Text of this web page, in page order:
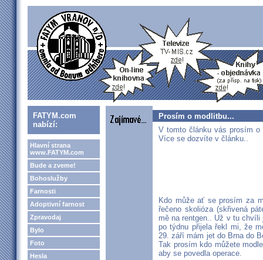
FATYM.com
nabízí:
Hlavní strana
www.FATYM.com
Bude a zveme!
Bohoslužby
Farnosti
Adoptivní farnost
Zpravodaj
Bylo
Foto
Hesla
Prosím o modlitbu...
V tomto článku vás prosím o
Více se dozvíte v článku..
Kdo může ať se prosím za
řečeno skolióza (skřivená
mě na rentgen.. Už v tu
po týdnu přijela řekl mi, že
29. září mám jet do Brna do
Tak prosím kdo můžete
aby se povedla operace.